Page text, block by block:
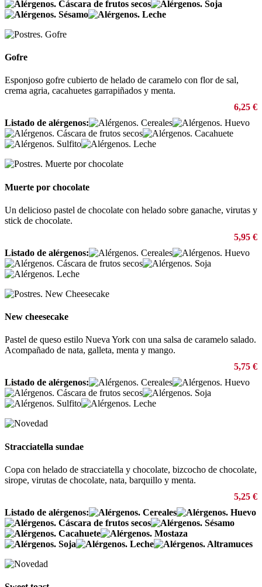
Gofre
Esponjoso gofre cubierto de helado de caramelo con flor de sal,
crema agria, cacahuetes garrapiñados y menta.
6,25 €
Listado de alérgenos:
Muerte por chocolate
Un delicioso pastel de chocolate con helado sobre ganache, virutas y
stick de chocolate.
5,95 €
Listado de alérgenos:
New cheesecake
Pastel de queso estilo Nueva York con una salsa de caramelo salado.
Acompañado de nata, galleta, menta y mango.
5,75 €
Listado de alérgenos:
Stracciatella sundae
Copa con helado de stracciatella y chocolate, bizcocho de chocolate,
sirope, virutas de chocolate, nata, barquillo y menta.
5,25 €
Listado de alérgenos: